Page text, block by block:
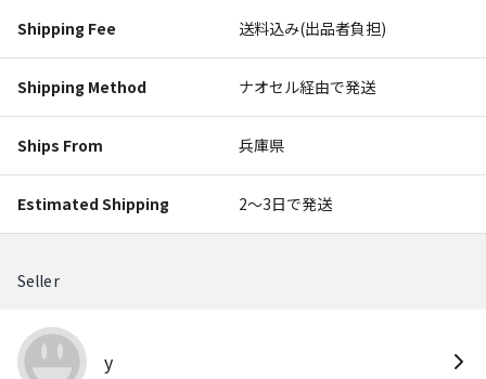
Shipping Fee 送料込み(出品者負担)
Shipping Method ナオセル経由で発送
Ships From 兵庫県
Estimated Shipping 2〜3日で発送
Seller
y